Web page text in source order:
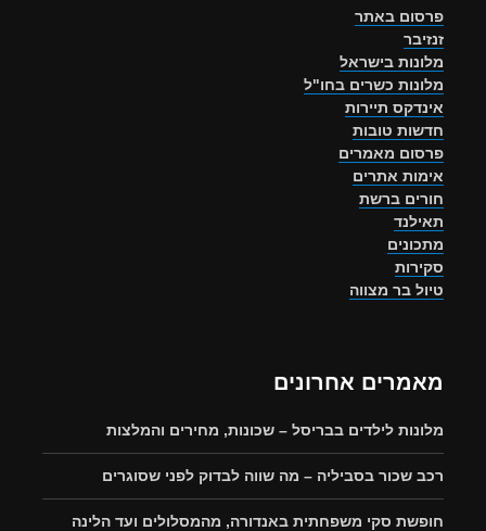
פרסום באתר
זנזיבר
מלונות בישראל
מלונות כשרים בחו"ל
אינדקס תיירות
חדשות טובות
פרסום מאמרים
אימות אתרים
חורים ברשת
תאילנד
מתכונים
סקירות
טיול בר מצווה
מאמרים אחרונים
מלונות לילדים בבריסל – שכונות, מחירים והמלצות
רכב שכור בסביליה – מה שווה לבדוק לפני שסוגרים
חופשת סקי משפחתית באנדורה, מהמסלולים ועד הלינה